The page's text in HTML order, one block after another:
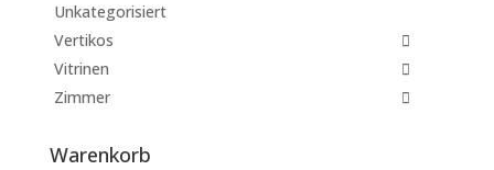
Unkategorisiert
Vertikos
Vitrinen
Zimmer
Warenkorb